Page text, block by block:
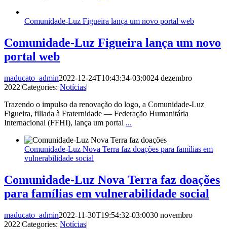
Comunidade-Luz Figueira lança um novo portal web
Comunidade-Luz Figueira lança um novo
portal web
maducato_admin2022-12-24T10:43:34-03:0024 dezembro
2022|Categories: Notícias|
Trazendo o impulso da renovação do logo, a Comunidade-Luz
Figueira, filiada à Fraternidade — Federação Humanitária
Internacional (FFHI), lança um portal ...
Comunidade-Luz Nova Terra faz doações para famílias em
vulnerabilidade social
Comunidade-Luz Nova Terra faz doações
para famílias em vulnerabilidade social
maducato_admin2022-11-30T19:54:32-03:0030 novembro
2022|Categories: Notícias|